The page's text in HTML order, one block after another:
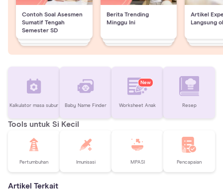
Contoh Soal Asesmen
Sumatif Tengah
Semester SD
Berita Trending
Minggu Ini
Artikel
Langsung
Kalkulator masa subur Baby Name Finder
New
Worksheet Anak Resep
Tools untuk Si Kecil
Pertumbuhan Imunisasi MPASI Pencapaian
Artikel Terkait